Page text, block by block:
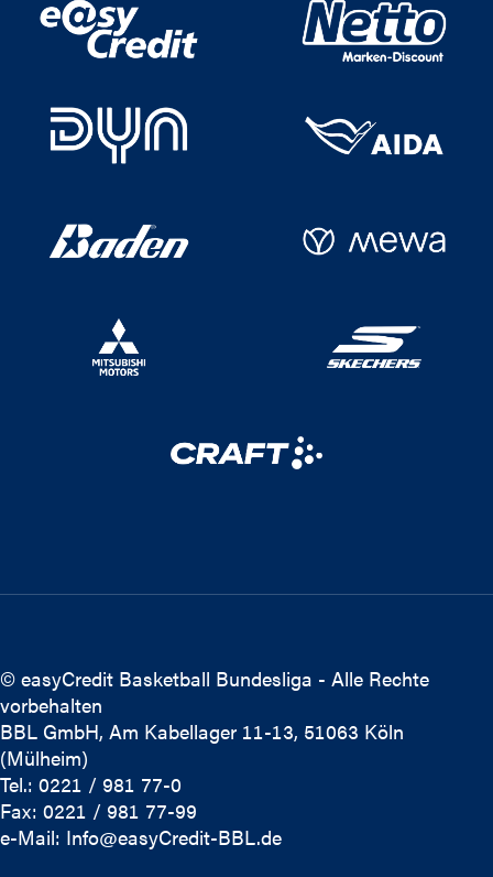
© easyCredit Basketball Bundesliga - Alle Rechte
vorbehalten
BBL GmbH, Am Kabellager 11-13, 51063 Köln
(Mülheim)
Tel.: 0221 / 981 77-0
Fax: 0221 / 981 77-99
e-Mail: Info@easyCredit-BBL.de